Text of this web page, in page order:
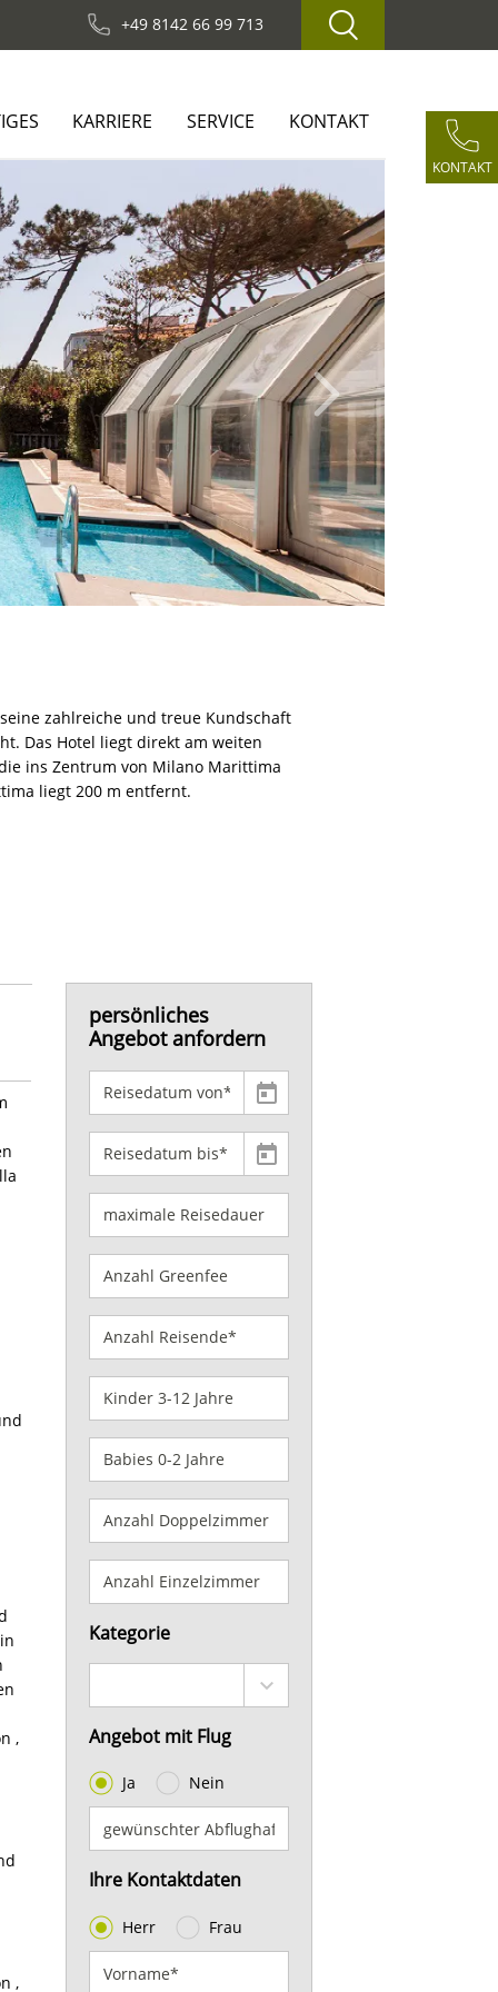
+49 8142 66 99 713
KONTAKT
KARRIERE SERVICE KONTAKT
zahlreiche und treue Kundschaft
Das Hotel liegt direkt am weiten
ins Zentrum von Milano Marittima
liegt 200 m entfernt.
,
,
persönliches
Angebot anfordern
Kategorie
Angebot mit Flug
Ja Nein
Ihre Kontaktdaten
Herr Frau